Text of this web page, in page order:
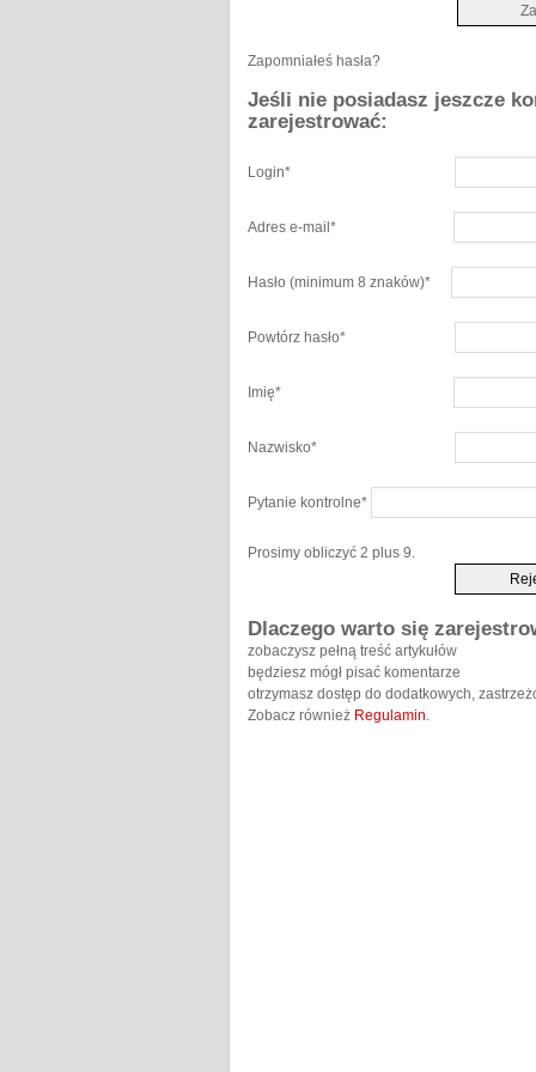
Zapomniałeś hasła?
Jeśli nie posiadasz jeszcze
zarejestrować:
Login*
Adres e-mail *
Hasło (minimum 8 znaków)*
Powtórz hasło*
Imię*
Nazwisko*
Pytanie kontrolne*
Prosimy obliczyć 2 plus 9.
Dlaczego warto się
zobaczysz pełną treść artykułów
będziesz mógł pisać komentarze
otrzymasz dostęp do dodatkowych,
Zobacz również Regulamin.